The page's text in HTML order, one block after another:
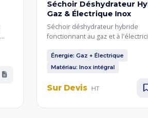
Séchoir Déshydrateur
Gaz & Électrique Inox
Séchoir déshydrateur hybride
fonctionnant au gaz et à
inoxydable. Conçu pour le
fruits et herbes aromatiques avec
pour optimiser les coûts.
Énergie: Gaz + Électrique
Matériau: Inox intégral
Sur Devis HT